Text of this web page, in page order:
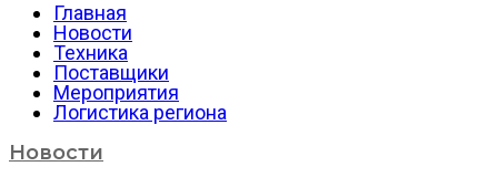
Главная
Новости
Техника
Поставщики
Мероприятия
Логистика региона
Новости